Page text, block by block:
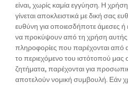
είναι, χωρίς καμία εγγύηση. Η
γίνεται αποκλειστικά με δική σας
ευθύνη για οποιεσδήποτε άμεσες ή
να προκύψουν από τη χρήση αυτής
πληροφορίες που παρέχονται από
το περιεχόμενο του ιστότοπού μας
ζητήματα, παρέχονται για
αποτελούν νομική συμβουλή. Εάν